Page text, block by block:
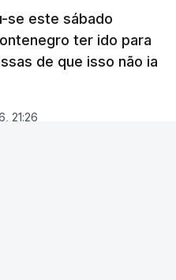
se este sábado
ter ido para
de que isso não ia
21:26